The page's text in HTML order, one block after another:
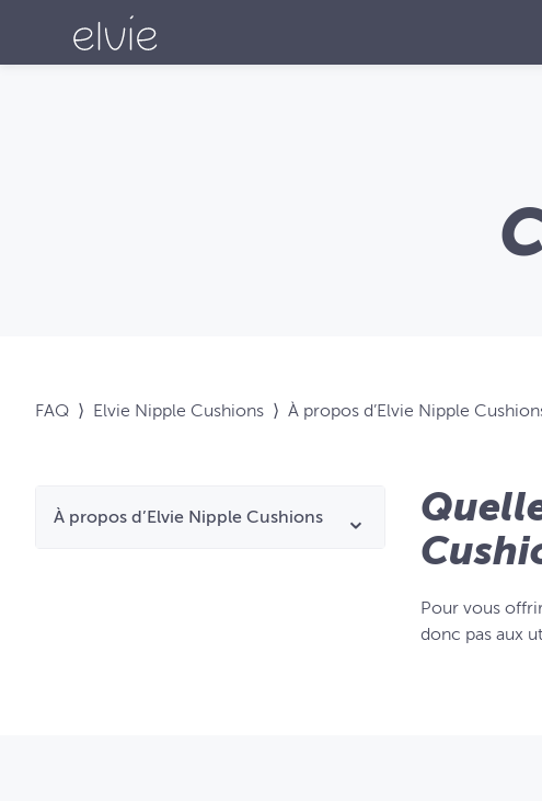
FAQ ⟩ Elvie Nipple Cushions ⟩ À propos d’Elvie Nipple
À propos d’Elvie Nipple Cushions
Pour vous
donc pas aux